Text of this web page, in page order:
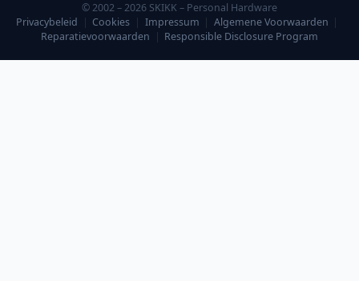
© 2002 – 2026 SKIKK – Personal Hardware
Privacybeleid | Cookies | Impressum | Algemene Voorwaarden |
Reparatievoorwaarden | Responsible Disclosure Program